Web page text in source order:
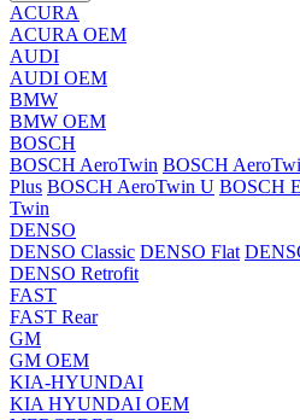
ACURA
ACURA OEM
AUDI
AUDI OEM
BMW
BMW OEM
BOSCH
BOSCH AeroTwin BOSCH
Plus BOSCH AeroTwin U BOSCH
Twin
DENSO
DENSO Classic DENSO Flat
DENSO Retrofit
FAST
FAST Rear
GM
GM OEM
KIA-HYUNDAI
KIA HYUNDAI OEM